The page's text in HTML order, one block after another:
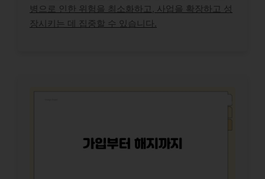
병으로 인한 위험을 최소화하고, 사업을 확장하고 성
장시키는 데 집중할 수 있습니다.